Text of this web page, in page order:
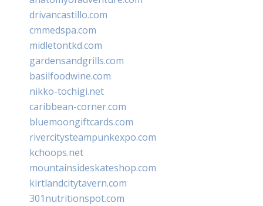
drivancastillo.com
cmmedspa.com
midletontkd.com
gardensandgrills.com
basilfoodwine.com
nikko-tochigi.net
caribbean-corner.com
bluemoongiftcards.com
rivercitysteampunkexpo.com
kchoops.net
mountainsideskateshop.com
kirtlandcitytavern.com
301nutritionspot.com